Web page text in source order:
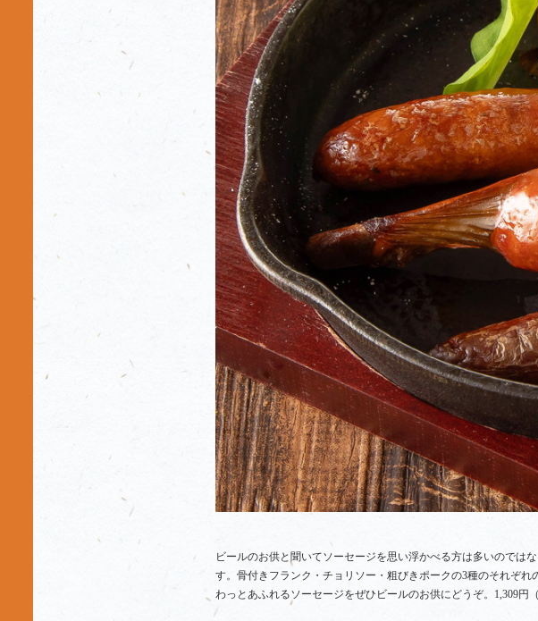
ビールのお供と聞いてソーセージを思い浮かべる方は多いのでは
す。骨付きフランク・チョリソー・粗びきポークの3種のそれぞ
わっとあふれるソーセージをぜひビールのお供にどうぞ。1,309円